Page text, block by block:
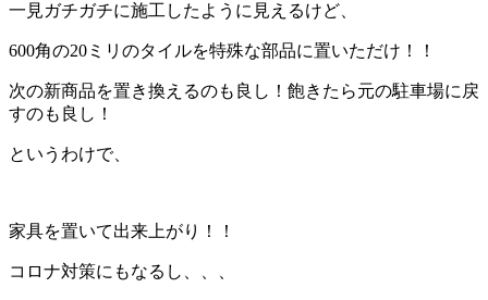
一見ガチガチに施工したように見えるけど、
600角の20ミリのタイルを特殊な部品に置いただけ！！
次の新商品を置き換えるのも良し！飽きたら元の駐車場に戻
すのも良し！
というわけで、
家具を置いて出来上がり！！
コロナ対策にもなるし、、、